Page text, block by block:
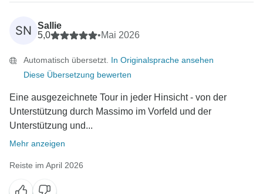
SN
Sallie
5,0
•Mai 2026
Automatisch übersetzt. In Originalsprache ansehen
Diese Übersetzung bewerten
Eine ausgezeichnete Tour in jeder Hinsicht - von der
Unterstützung durch Massimo im Vorfeld und der
Unterstützung und...
Mehr anzeigen
Reiste im April 2026